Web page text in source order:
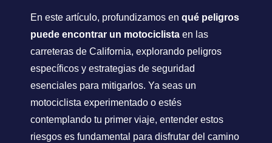
En este artículo, profundizamos en qué peligros
puede encontrar un motociclista en las
carreteras de California, explorando peligros
específicos y estrategias de seguridad
esenciales para mitigarlos. Ya seas un
motociclista experimentado o estés
contemplando tu primer viaje, entender estos
riesgos es fundamental para disfrutar del camino